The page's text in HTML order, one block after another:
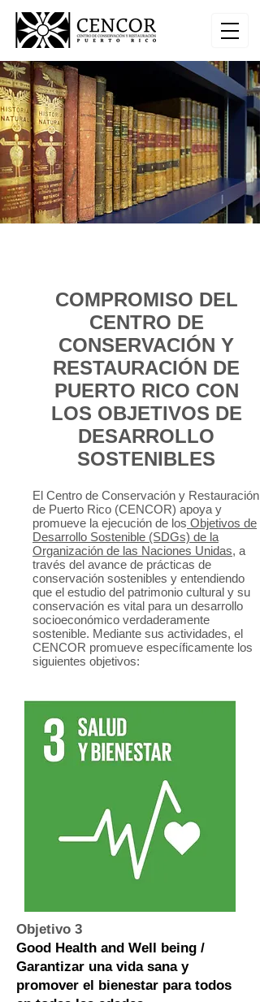
COMPROMISO DEL
CENTRO DE
CONSERVACIÓN Y
RESTAURACIÓN DE
PUERTO RICO CON
LOS OBJETIVOS DE
DESARROLLO
SOSTENIBLES
El Centro de Conservación y Restauración
de Puerto Rico (CENCOR) apoya y
promueve la ejecución de los Objetivos de
Desarrollo Sostenible (SDGs) de la
Organización de las Naciones Unidas, a
través del avance de prácticas de
conservación sostenibles y entendiendo
que el estudio del patrimonio cultural y su
conservación es vital para un desarrollo
socioeconómico verdaderamente
sostenible. Mediante sus actividades, el
CENCOR promueve específicamente los
siguientes objetivos:
Objetivo 3
Good Health and Well being /
Garantizar una vida sana y
promover el bienestar para todos